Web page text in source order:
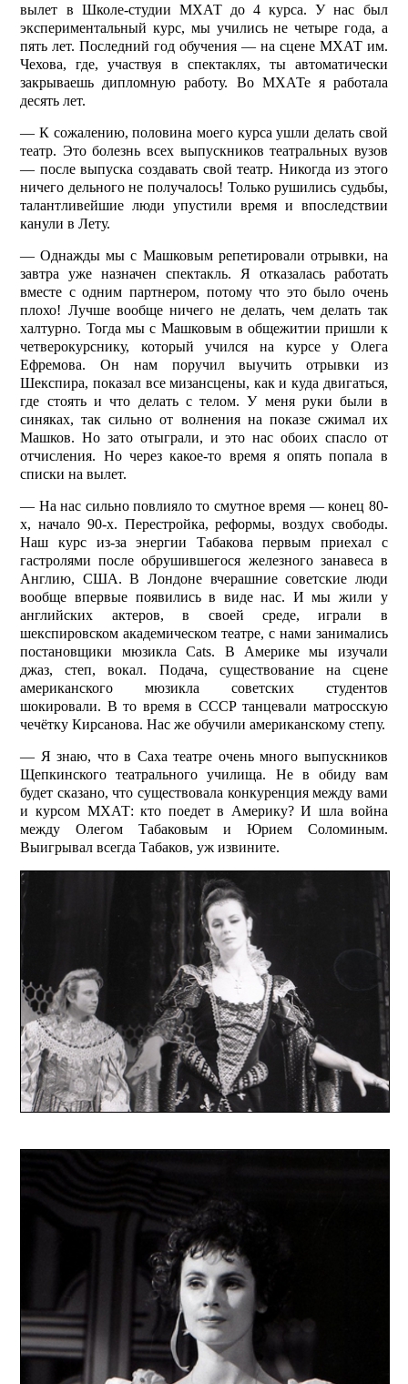
вылет в Школе-студии МХАТ до 4 курса. У нас был
экспериментальный курс, мы учились не четыре года, а
пять лет. Последний год обучения — на сцене МХАТ им.
Чехова, где, участвуя в спектаклях, ты автоматически
закрываешь дипломную работу. Во МХАТе я работала
десять лет.
— К сожалению, половина моего курса ушли делать свой
театр. Это болезнь всех выпускников театральных вузов
— после выпуска создавать свой театр. Никогда из этого
ничего дельного не получалось! Только рушились судьбы,
талантливейшие люди упустили время и впоследствии
канули в Лету.
— Однажды мы с Машковым репетировали отрывки, на
завтра уже назначен спектакль. Я отказалась работать
вместе с одним партнером, потому что это было очень
плохо! Лучше вообще ничего не делать, чем делать так
халтурно. Тогда мы с Машковым в общежитии пришли к
четверокурснику, который учился на курсе у Олега
Ефремова. Он нам поручил выучить отрывки из
Шекспира, показал все мизансцены, как и куда двигаться,
где стоять и что делать с телом. У меня руки были в
синяках, так сильно от волнения на показе сжимал их
Машков. Но зато отыграли, и это нас обоих спас­ло от
отчисления. Но через какое-то время я опять попала в
списки на вылет.
— На нас сильно повлияло то смутное время — конец 80-
х, начало 90-х. Перестройка, реформы, воздух свободы.
Наш курс из-за энергии Табакова первым приехал с
гастролями после обрушившегося железного занавеса в
Англию, США. В Лондоне вчерашние советские люди
вообще впервые появились в виде нас. И мы жили у
английских актеров, в своей среде, играли в
шекспировском академическом театре, с нами занимались
постановщики мюзикла Cats. В Америке мы изучали
джаз, степ, вокал. Подача, существование на сцене
американского мюзикла советских студентов
шокировали. В то время в СССР танцевали матросскую
чечётку Кирсанова. Нас же обучили американскому степу.
— Я знаю, что в Саха театре очень много выпускников
Щепкинского театрального училища. Не в обиду вам
будет сказано, что существовала конкуренция между вами
и курсом МХАТ: кто поедет в Америку? И шла война
между Олегом Табаковым и Юрием Соломиным.
Выигрывал всегда Табаков, уж извините.